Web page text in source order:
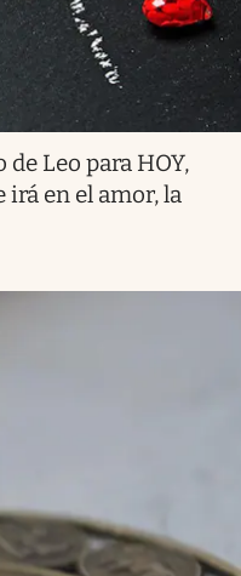
Leo para HOY,
irá en el amor, la